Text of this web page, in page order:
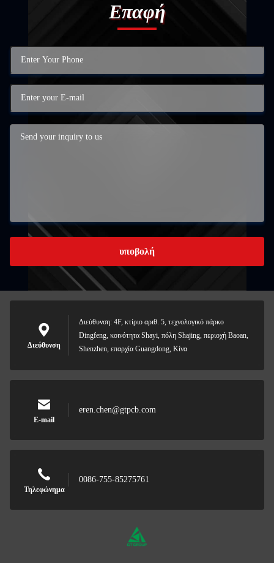
Επαφή
υποβολή
Διεύθυνση
Διεύθυνση: 4F, κτίριο αριθ. 5, τεχνολογικό πάρκο
Dingfeng, κοινότητα Shayi, πόλη Shajing, περιοχή Baoan,
Shenzhen, επαρχία Guangdong, Κίνα
E-mail
eren.chen@gtpcb.com
Τηλεφώνημα
0086-755-85275761